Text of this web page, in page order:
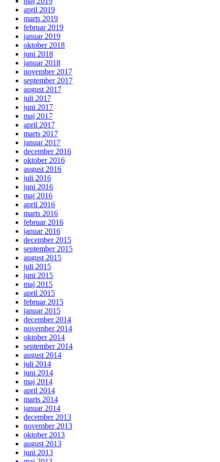
april 2019
marts 2019
februar 2019
januar 2019
oktober 2018
juni 2018
januar 2018
november 2017
september 2017
august 2017
juli 2017
juni 2017
maj 2017
april 2017
marts 2017
januar 2017
december 2016
oktober 2016
august 2016
juli 2016
juni 2016
maj 2016
april 2016
marts 2016
februar 2016
januar 2016
december 2015
september 2015
august 2015
juli 2015
juni 2015
maj 2015
april 2015
februar 2015
januar 2015
december 2014
november 2014
oktober 2014
september 2014
august 2014
juli 2014
juni 2014
maj 2014
april 2014
marts 2014
januar 2014
december 2013
november 2013
oktober 2013
august 2013
juni 2013